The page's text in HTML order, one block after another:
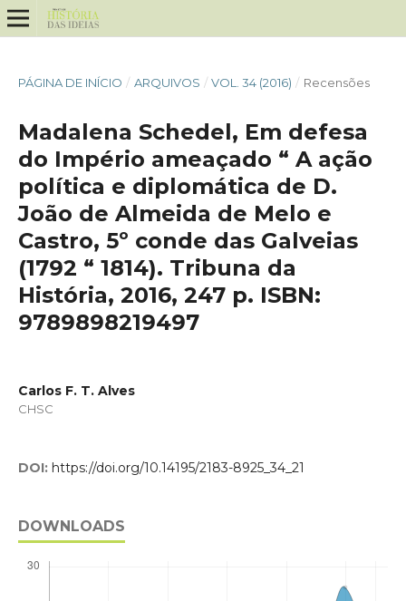
PÁGINA DE INÍCIO / ARQUIVOS / VOL. 34 (2016) / Recensões
Madalena Schedel, Em defesa
do Império ameaçado “ A ação
política e diplomática de D.
João de Almeida de Melo e
Castro, 5º conde das Galveias
(1792 “ 1814). Tribuna da
História, 2016, 247 p. ISBN:
9789898219497
Carlos F. T. Alves
CHSC
DOI: https://doi.org/10.14195/2183-8925_34_21
DOWNLOADS